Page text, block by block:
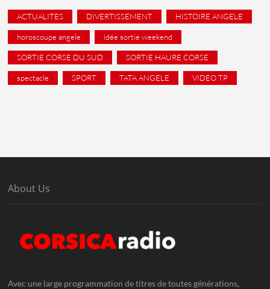
ACTUALITES DIVERTISSEMENT HISTOIRE ANGELE
horoscoupe angele idée sortie weekend
SORTIE CORSE DU SUD SORTIE HAURE CORSE
spectacle SPORT TATA ANGELE VIDEO TP
About Us
Avec une large programmation de titres de toutes générations,